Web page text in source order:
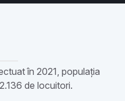
în 2021, populația
de locuitori.